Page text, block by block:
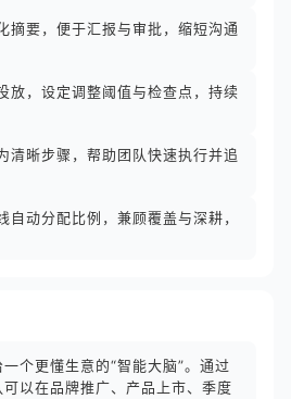
摘要，便于汇报与审批，缩短沟通
放，设定调整阈值与检查点，持续
清晰步骤，帮助团队快速执行并追
自动分配比例，兼顾覆盖与深耕，
个更懂生意的“智能大脑”。通过
以在品牌推广、产品上市、季度